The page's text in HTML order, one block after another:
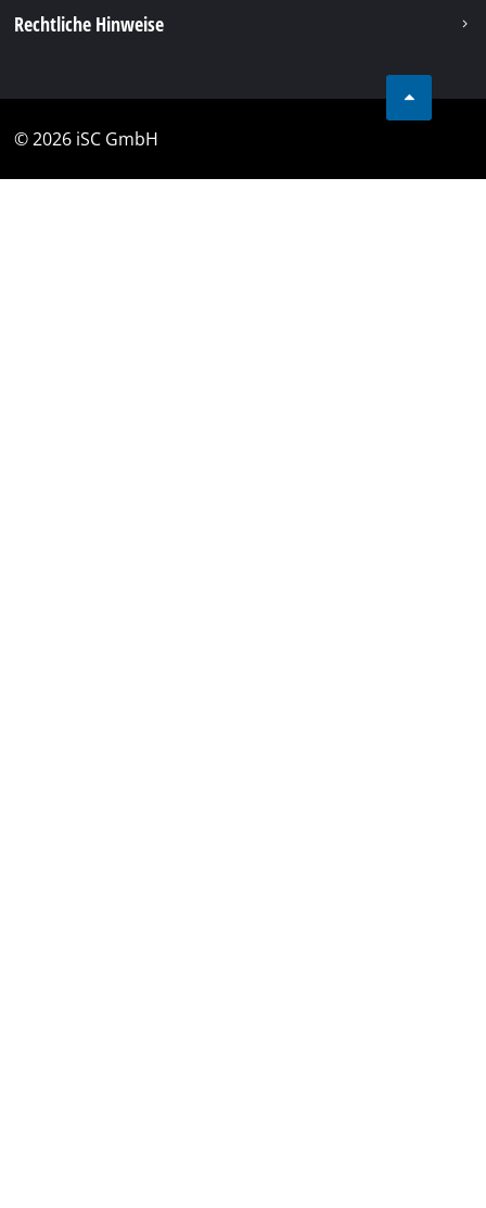
Rechtliche Hinweise
© 2026 iSC GmbH